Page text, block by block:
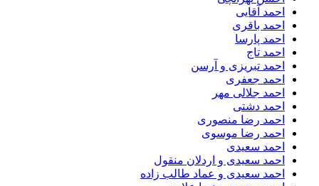
احمد آقایی
احمد باقری
احمد پارسا
احمد تاج
احمد تبریزی و آرسن
احمد جعفری
احمد جلالی مهر
احمد دشتی
احمد رضا منصوری
احمد رضا موسوی
احمد سعیدی
احمد سعیدی و اردلان منقول
احمد سعیدی و عماد طالب زاده